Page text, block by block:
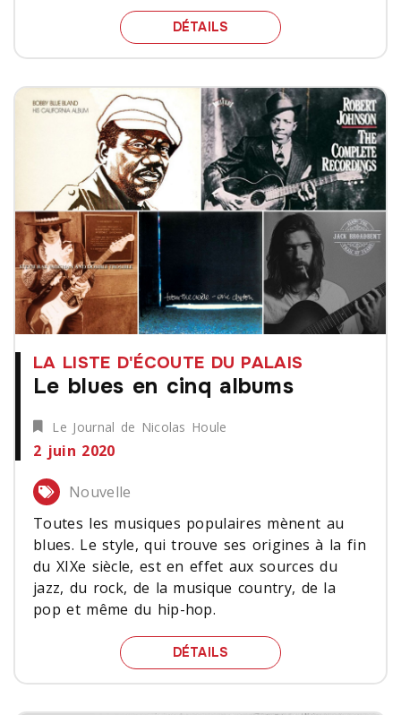
DÉTAILS EN FRANÇAIS DEUX
LA LISTE D'ÉCOUTE DU PALAIS
Le blues en cinq albums
Le Journal de Nicolas Houle
2 juin 2020
Nouvelle
Toutes les musiques populaires mènent au
blues. Le style, qui trouve ses origines à la fin
du XIXe siècle, est en effet aux sources du
jazz, du rock, de la musique country, de la
pop et même du hip-hop.
DÉTAILS LE BLUES EN CINQ